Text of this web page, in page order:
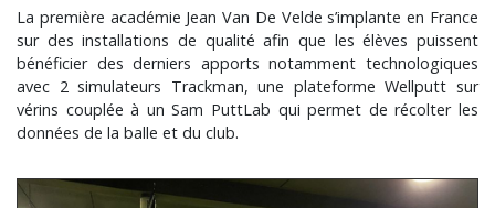
La première académie Jean Van De Velde s’implante en France
sur des installations de qualité afin que les élèves puissent
bénéficier des derniers apports notamment technologiques
avec 2 simulateurs Trackman, une plateforme Wellputt sur
vérins couplée à un Sam PuttLab qui permet de récolter les
données de la balle et du club.